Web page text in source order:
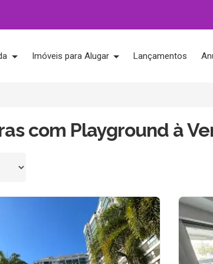
Imóveis para Alugar Lançamentos
com Playground à